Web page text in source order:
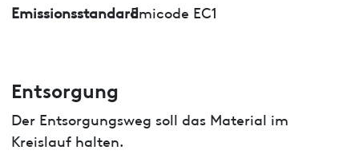
EmissionsstandardEmicode EC1
Entsorgung
Der Entsorgungsweg soll das Material im
Kreislauf halten.